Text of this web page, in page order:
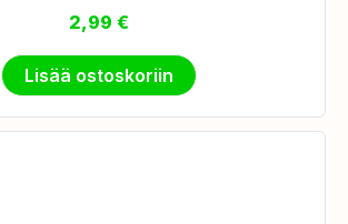
2,99 €
Lisää ostoskoriin